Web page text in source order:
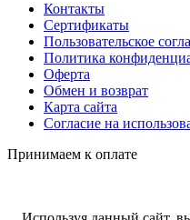
Контакты
Сертификаты
Пользовательское
Политика
Оферта
Обмен и возврат
Карта сайта
Согласие на
Принимаем к оплате